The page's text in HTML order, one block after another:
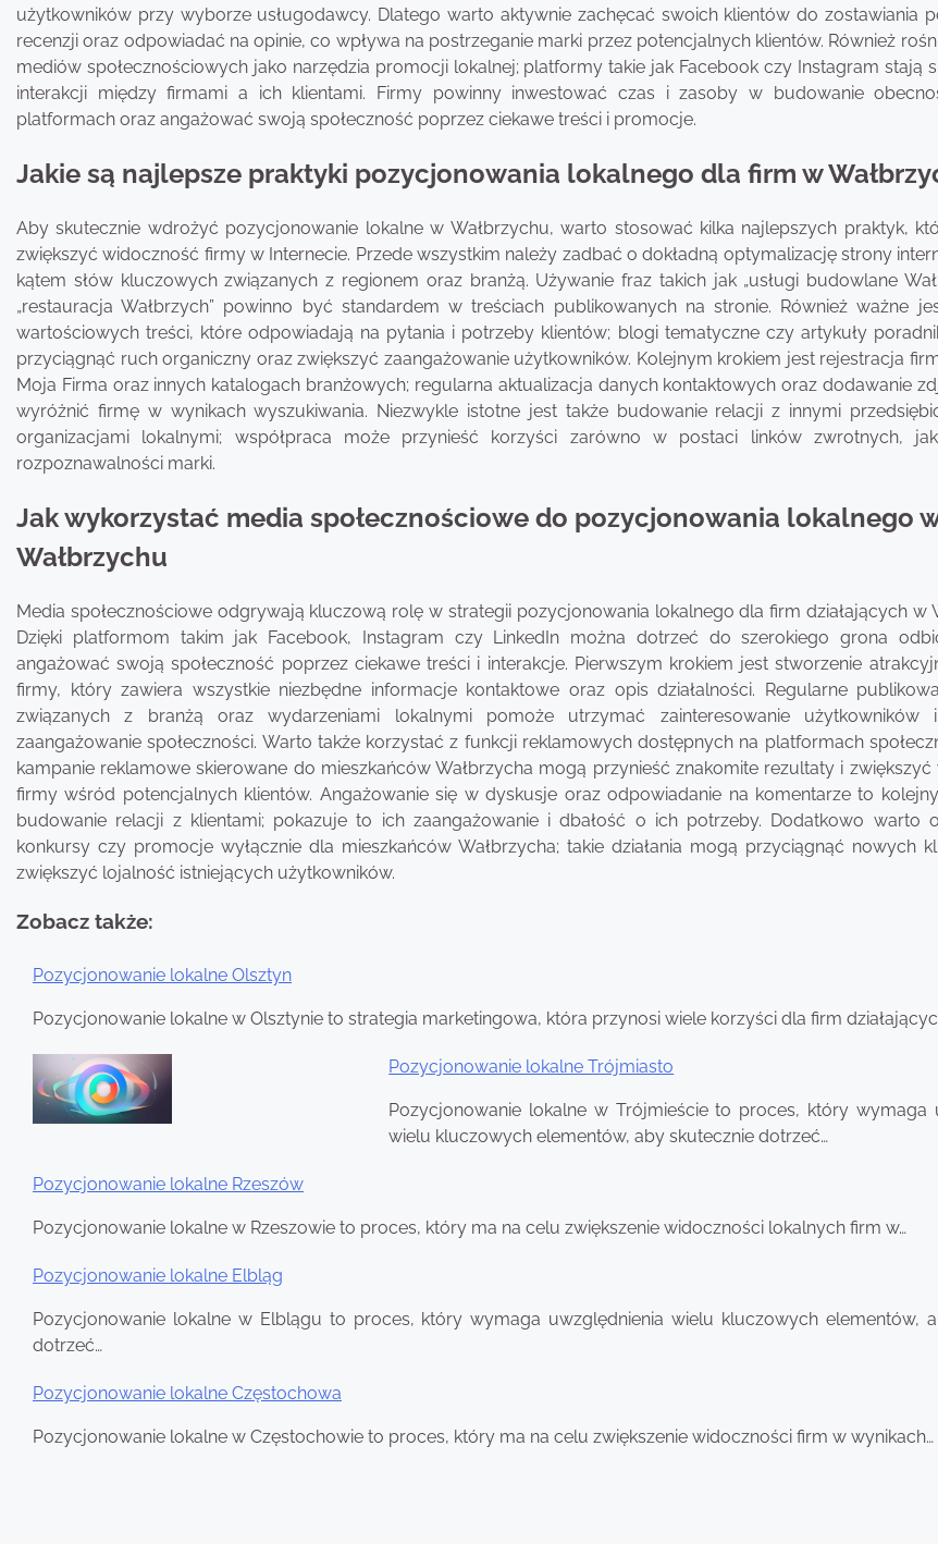
użytkowników przy wyborze usługodawcy. Dlatego warto aktywnie zachęcać swoich klientów do zostawiania
recenzji oraz odpowiadać na opinie, co wpływa na postrzeganie marki przez potencjalnych klientów. Również
mediów społecznościowych jako narzędzia promocji lokalnej; platformy takie jak Facebook czy Instagram stają
interakcji między firmami a ich klientami. Firmy powinny inwestować czas i zasoby w budowanie
platformach oraz angażować swoją społeczność poprzez ciekawe treści i promocje.
Jakie są najlepsze praktyki pozycjonowania lokalnego dla firm w
Aby skutecznie wdrożyć pozycjonowanie lokalne w Wałbrzychu, warto stosować kilka najlepszych praktyk,
zwiększyć widoczność firmy w Internecie. Przede wszystkim należy zadbać o dokładną optymalizację strony
kątem słów kluczowych związanych z regionem oraz branżą. Używanie fraz takich jak „usługi budowlane
„restauracja Wałbrzych” powinno być standardem w treściach publikowanych na stronie. Również ważne
wartościowych treści, które odpowiadają na pytania i potrzeby klientów; blogi tematyczne czy artykuły
przyciągnąć ruch organiczny oraz zwiększyć zaangażowanie użytkowników. Kolejnym krokiem jest rejestracja
Moja Firma oraz innych katalogach branżowych; regularna aktualizacja danych kontaktowych oraz dodawanie
wyróżnić firmę w wynikach wyszukiwania. Niezwykle istotne jest także budowanie relacji z innymi
organizacjami lokalnymi; współpraca może przynieść korzyści zarówno w postaci linków zwrotnych,
rozpoznawalności marki.
Jak wykorzystać media społecznościowe do pozycjonowania lokalnego
Wałbrzychu
Media społecznościowe odgrywają kluczową rolę w strategii pozycjonowania lokalnego dla firm działających w
Dzięki platformom takim jak Facebook, Instagram czy LinkedIn można dotrzeć do szerokiego grona
angażować swoją społeczność poprzez ciekawe treści i interakcje. Pierwszym krokiem jest stworzenie
firmy, który zawiera wszystkie niezbędne informacje kontaktowe oraz opis działalności. Regularne
związanych z branżą oraz wydarzeniami lokalnymi pomoże utrzymać zainteresowanie użytkowników
zaangażowanie społeczności. Warto także korzystać z funkcji reklamowych dostępnych na platformach
kampanie reklamowe skierowane do mieszkańców Wałbrzycha mogą przynieść znakomite rezultaty i
firmy wśród potencjalnych klientów. Angażowanie się w dyskusje oraz odpowiadanie na komentarze to
budowanie relacji z klientami; pokazuje to ich zaangażowanie i dbałość o ich potrzeby. Dodatkowo warto
konkursy czy promocje wyłącznie dla mieszkańców Wałbrzycha; takie działania mogą przyciągnąć nowych
zwiększyć lojalność istniejących użytkowników.
Zobacz także:
Pozycjonowanie lokalne Olsztyn
Pozycjonowanie lokalne w Olsztynie to strategia marketingowa, która przynosi wiele korzyści dla firm
Pozycjonowanie lokalne Trójmiasto
Pozycjonowanie lokalne w Trójmieście to proces, który wymaga
wielu kluczowych elementów, aby skutecznie dotrzeć…
Pozycjonowanie lokalne Rzeszów
Pozycjonowanie lokalne w Rzeszowie to proces, który ma na celu zwiększenie widoczności lokalnych firm w…
Pozycjonowanie lokalne Elbląg
Pozycjonowanie lokalne w Elblągu to proces, który wymaga uwzględnienia wielu kluczowych elementów,
dotrzeć…
Pozycjonowanie lokalne Częstochowa
Pozycjonowanie lokalne w Częstochowie to proces, który ma na celu zwiększenie widoczności firm w wynikach…
Nawigacja
wpisu